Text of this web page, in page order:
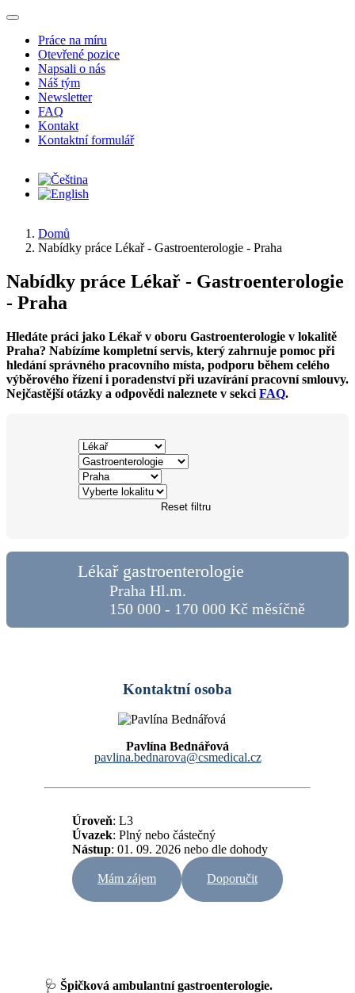
Přejít k hlavnímu obsahu
Práce na míru
Otevřené pozice
Napsali o nás
Náš tým
Newsletter
FAQ
Kontakt
Kontaktní formulář
Domů
Nabídky práce Lékař - Gastroenterologie - Praha
Nabídky práce Lékař - Gastroenterologie
- Praha
Hledáte práci jako Lékař v oboru Gastroenterologie v lokalitě
Praha? Nabízíme kompletní servis, který zahrnuje pomoc při
hledání správného pracovního místa, podporu během celého
výběrového řízení i poradenství při uzavírání pracovní smlouvy.
Nejčastější otázky a odpovědi naleznete v sekci FAQ.
Reset filtru
Lékař gastroenterologie
Praha Hl.m.
150 000 - 170 000 Kč měsíčně
Kontaktní osoba
Pavlína Bednářová
pavlina.bednarova@csmedical.cz
Úroveň: L3
Úvazek: Plný nebo částečný
Nástup: 01. 09. 2026 nebo dle dohody
Mám zájem Doporučit
🩺 Špičková ambulantní gastroenterologie.